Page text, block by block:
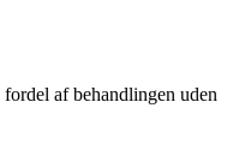
af behandlingen uden